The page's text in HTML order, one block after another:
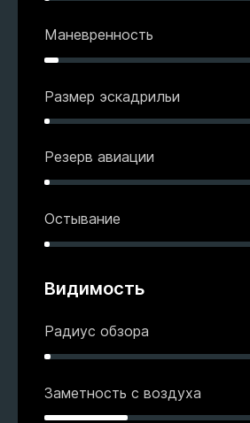
Маневренность
Размер эскадрильи
Резерв авиации
Остывание
Видимость
Радиус обзора
Заметность с воздуха